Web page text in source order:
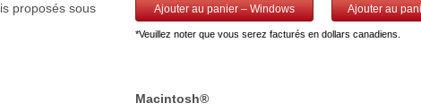
proposés sous
Ajouter au panier – Windows Ajouter au
*Veuillez noter que vous serez facturés en dollars canadiens.
Macintosh®